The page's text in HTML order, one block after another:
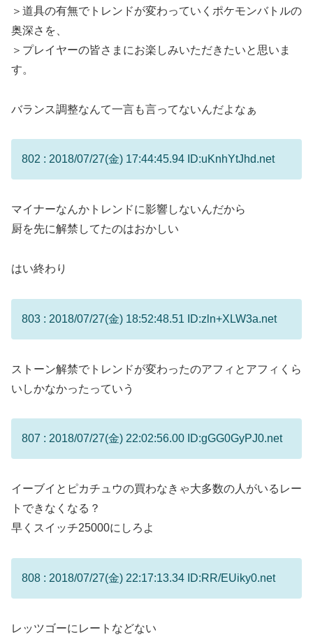
＞道具の有無でトレンドが変わっていくポケモンバトルの
奥深さを、
＞プレイヤーの皆さまにお楽しみいただきたいと思いま
す。
バランス調整なんて一言も言ってないんだよなぁ
802 : 2018/07/27(金) 17:44:45.94 ID:uKnhYtJhd.net
マイナーなんかトレンドに影響しないんだから
厨を先に解禁してたのはおかしい
はい終わり
803 : 2018/07/27(金) 18:52:48.51 ID:zln+XLW3a.net
ストーン解禁でトレンドが変わったのアフィとアフィくら
いしかなかったっていう
807 : 2018/07/27(金) 22:02:56.00 ID:gGG0GyPJ0.net
イーブイとピカチュウの買わなきゃ大多数の人がいるレー
トできなくなる？
早くスイッチ25000にしろよ
808 : 2018/07/27(金) 22:17:13.34 ID:RR/EUiky0.net
レッツゴーにレートなどない